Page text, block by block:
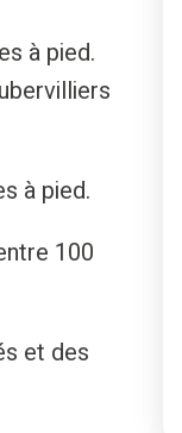
à pied.
à pied.
100
et des